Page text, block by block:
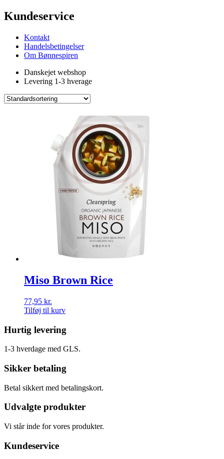
Kundeservice
Kontakt
Handelsbetingelser
Om Bønnespiren
Danskejet webshop
Levering 1-3 hverage
Miso Brown Rice
77,95 kr.
Tilføj til kurv
Hurtig levering
1-3 hverdage med GLS.
Sikker betaling
Betal sikkert med betalingskort.
Udvalgte produkter
Vi står inde for vores produkter.
Kundeservice